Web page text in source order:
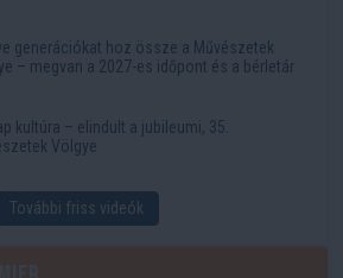
generációkat hoz össze a Művészetek
– megvan a 2027-es időpont és a bérletár
kultúra – elindult a jubileumi, 35.
Völgye
További friss videók